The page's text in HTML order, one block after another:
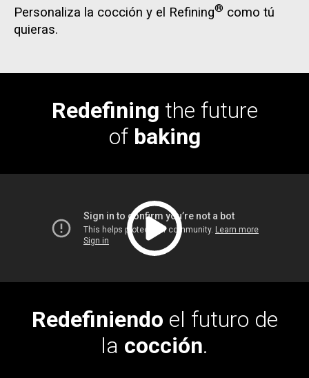
Personaliza la cocción y el Refining® como tú
quieras.
Redefining the future
of baking
Redefiniendo el futuro de
la cocción.